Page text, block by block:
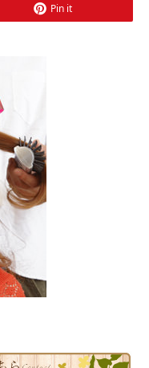
Pin it